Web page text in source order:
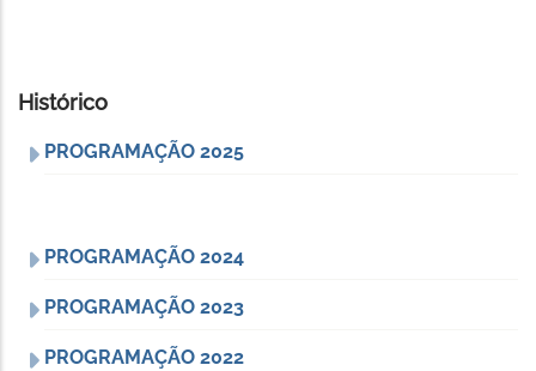
Histórico
PROGRAMAÇÃO 2025
PROGRAMAÇÃO 2024
PROGRAMAÇÃO 2023
PROGRAMAÇÃO 2022